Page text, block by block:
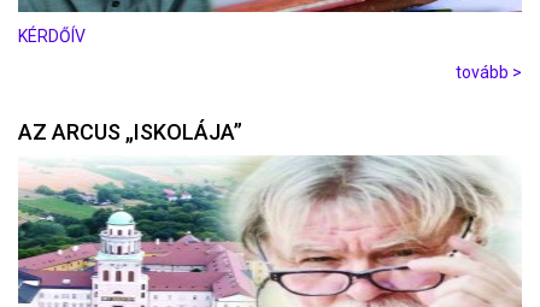
KÉRDŐÍV
tovább >
AZ ARCUS „ISKOLÁJA”